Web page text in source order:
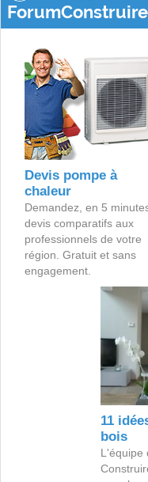
Devis pompe à
chaleur
Demandez, en 5
devis comparatifs aux
professionnels de votre
région. Gratuit et sans
engagement.
11
bois
L'équipe